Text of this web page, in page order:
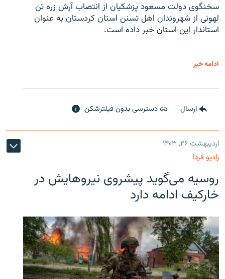
سخنگوی دولت مسعود پزشکیان از انتصاب آرش زره تن
لهونی از شهروندان اهل تسنن استان کردستان به عنوان
استاندار این استان خبر داده است.
ادامه خبر
ارسال دسترسی بدون فیلترشکن
اردیبهشت ۲۶, ۱۴۰۳
رادیو فردا
روسیه می‌گوید پیشروی نیروهایش در
خارکیف ادامه دارد